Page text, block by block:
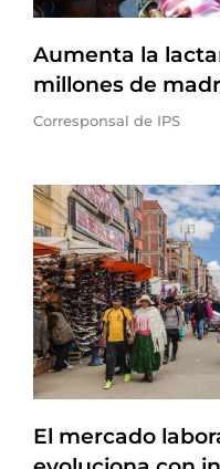
Aumenta la
millones de
Corresponsal de IPS
El mercado